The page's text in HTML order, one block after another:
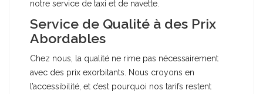
notre service de taxi et de navette.
Service de Qualité à des Prix
Abordables
Chez nous, la qualité ne rime pas nécessairement
avec des prix exorbitants. Nous croyons en
l’accessibilité, et c’est pourquoi nos tarifs restent